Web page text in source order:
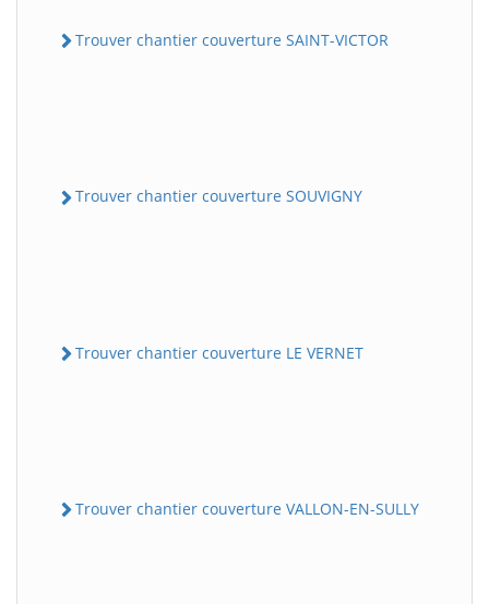
Trouver chantier couverture SAINT-VICTOR
Trouver chantier couverture SOUVIGNY
Trouver chantier couverture LE VERNET
Trouver chantier couverture VALLON-EN-SULLY